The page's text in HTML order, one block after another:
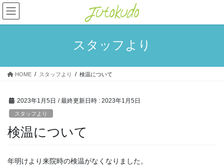
コ
ン
テ
ス
ナ
ビ
ゲ
ン
スタッフより
HOME スタッフより 検温について
2023年1月5日 / 最終更新日時 : 2023年1月5日
スタッフより
検温について
年明けより来院時の検温がなくなりました。